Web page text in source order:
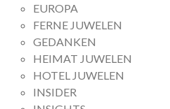
EUROPA
FERNE JUWELEN
GEDANKEN
HEIMAT JUWELEN
HOTEL JUWELEN
INSIDER